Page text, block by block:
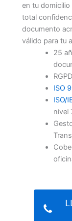
en tu
total
documento
válido para tu
25
ISO
ISO/
nivel